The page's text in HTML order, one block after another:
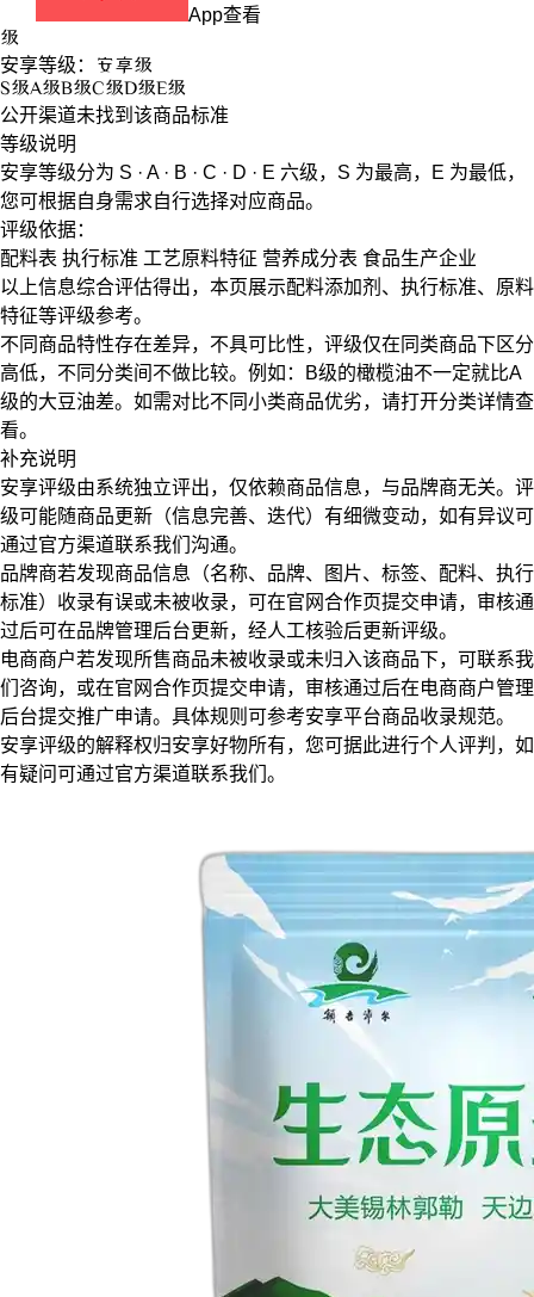
App查看
级
安享等级： 安享级
S级A级B级C级D级E级
公开渠道未找到该商品标准
等级说明
安享等级分为 S · A · B · C · D · E 六级， S 为最高， E 为最低，
您可根据自身需求自行选择对应商品。
评级依据：
配料表 执行标准 工艺原料特征 营养成分表 食品生产企业
以上信息综合评估得出，本页展示配料添加剂 、 执行标准、 原料
特征等评级参考。
不同商品特性存在差异，不具可比性，评级仅在 同类商品下区分
高低，不同分类间不做比较。例如：B级的橄榄油不一定就比A
级的大豆油差。如需对比不同小类商品优劣，请打开分类详情查
看。
补充说明
安享评级由系统独立评出，仅依赖商品信息， 与品牌商无关。评
级可能随商品更新（信息完善、迭代）有细微变动，如有异议可
通过官方渠道联系我们沟通。
品牌商若发现商品信息（名称、品牌、图片、标签、配料、执行
标准）收录有误或未被收录，可在官网合作页提交申请，审核通
过后可在品牌管理后台更新，经人工核验后更新评级。
电商商户若发现所售商品未被收录或未归入该商品下，可联系我
们咨询，或在官网合作页提交申请，审核通过后在电商商户管理
后台提交推广申请。具体规则可参考安享平台商品收录规范。
安享评级的解释权归安享好物所有，您可据此进行个人评判，如
有疑问可通过官方渠道联系我们。